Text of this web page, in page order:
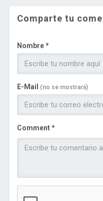
Comparte tu
Nombre *
E-Mail (no se mostrará)
Comment *